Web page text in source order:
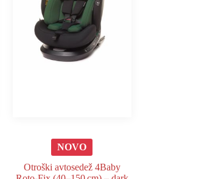
NOVO
Otroški avtosedež 4Baby